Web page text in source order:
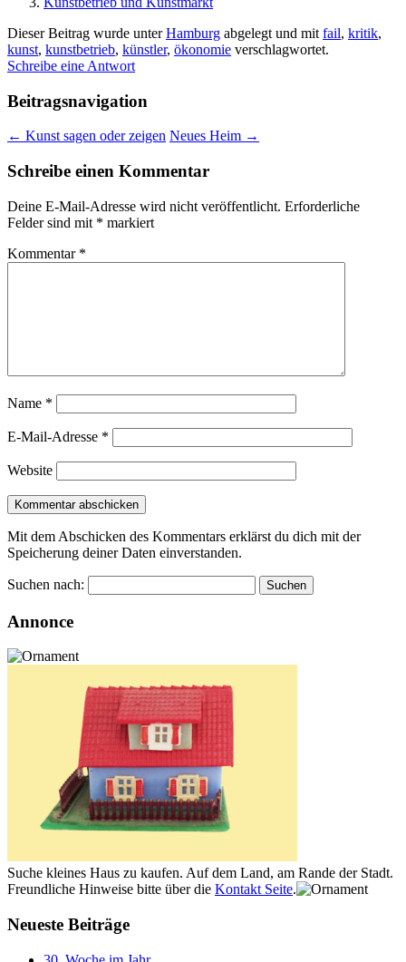
Dieser Beitrag wurde unterHamburg abgelegt und mit fail, kritik,
kunst, kunstbetrieb, künstler, ökonomie verschlagwortet.
Schreibe eine Antwort
Beitragsnavigation
← Kunst sagen oder zeigen Neues Heim →
Schreibe einen Kommentar
Deine E-Mail-Adresse wird nicht veröffentlicht. Erforderliche
Felder sind mit * markiert
Kommentar *
Name *
E-Mail-Adresse *
Website
Mit dem Abschicken des Kommentars erklärst du dich mit der
Speicherung deiner Daten einverstanden.
Suchen nach:
Annonce
Suche kleines Haus zu kaufen. Auf dem Land, am Rande der Stadt.
Freundliche Hinweise bitte über die Kontakt Seite.
Neueste Beiträge